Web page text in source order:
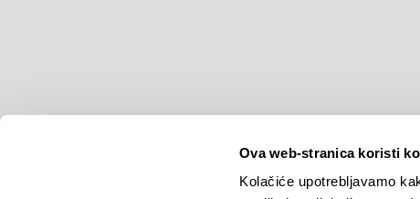
Ova web-stranica koristi
Kolačiće upotrebljavamo